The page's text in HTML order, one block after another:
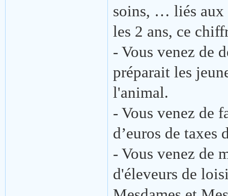
soins, … liés aux
les 2 ans, ce
- Vous venez de
préparait les
l'animal.
- Vous venez de
d’euros de taxes
- Vous venez de
d'éleveurs de